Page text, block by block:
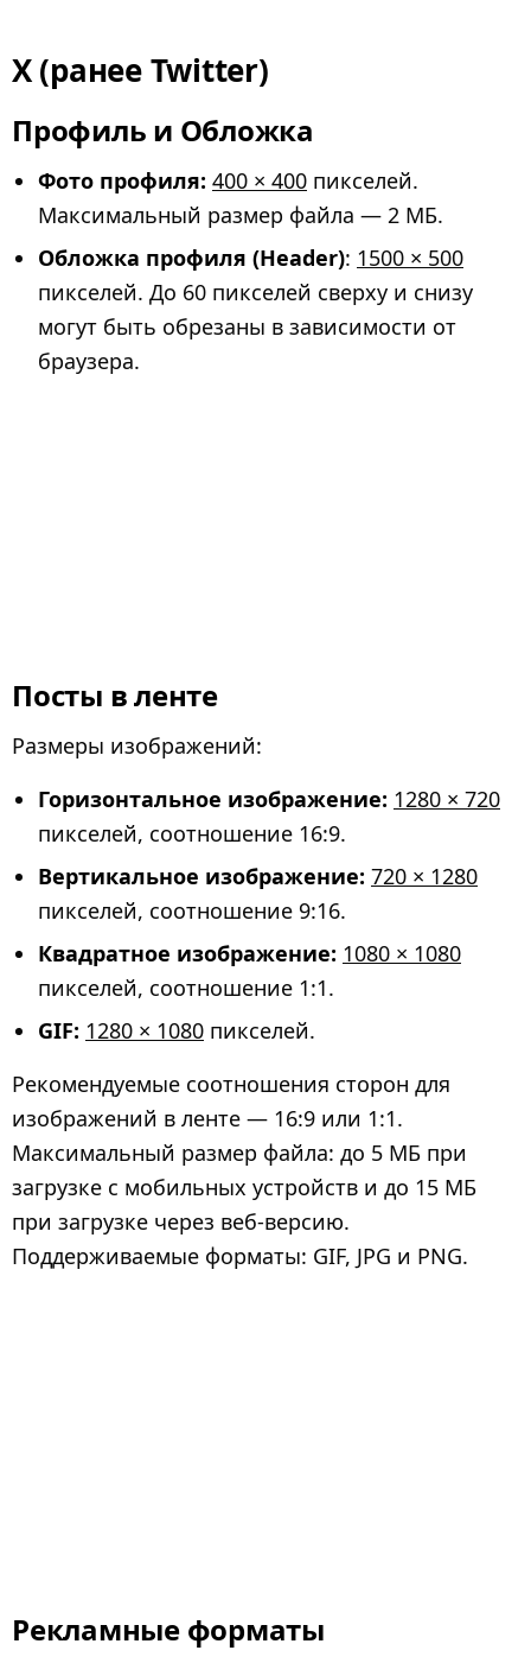
X (ранее Twitter)
Профиль и Обложка
Фото профиля: 400 × 400 пикселей.
Максимальный размер файла — 2 МБ.
Обложка профиля (Header): 1500 × 500
пикселей. До 60 пикселей сверху и снизу
могут быть обрезаны в зависимости от
браузера.
Посты в ленте
Размеры изображений:
Горизонтальное изображение: 1280 × 720
пикселей, соотношение 16:9.
Вертикальное изображение: 720 × 1280
пикселей, соотношение 9:16.
Квадратное изображение: 1080 × 1080
пикселей, соотношение 1:1.
GIF: 1280 × 1080 пикселей.
Рекомендуемые соотношения сторон для
изображений в ленте — 16:9 или 1:1.
Максимальный размер файла: до 5 МБ при
загрузке с мобильных устройств и до 15 МБ
при загрузке через веб-версию.
Поддерживаемые форматы: GIF, JPG и PNG.
Рекламные форматы